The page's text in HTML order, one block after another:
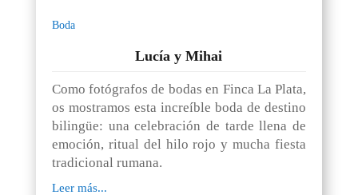
Boda
Lucía y Mihai
Como fotógrafos de bodas en Finca La Plata,
os mostramos esta increíble boda de destino
bilingüe: una celebración de tarde llena de
emoción, ritual del hilo rojo y mucha fiesta
tradicional rumana.
Leer más...